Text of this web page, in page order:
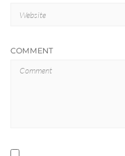
COMMENT